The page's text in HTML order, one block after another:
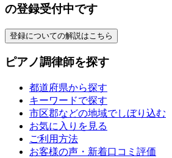
の登録受付中です
登録についての解説はこちら
ピアノ調律師を探す
都道府県から探す
キーワードで探す
市区郡などの地域でしぼり込む
お気に入りを見る
ご利用方法
お客様の声・新着口コミ評価